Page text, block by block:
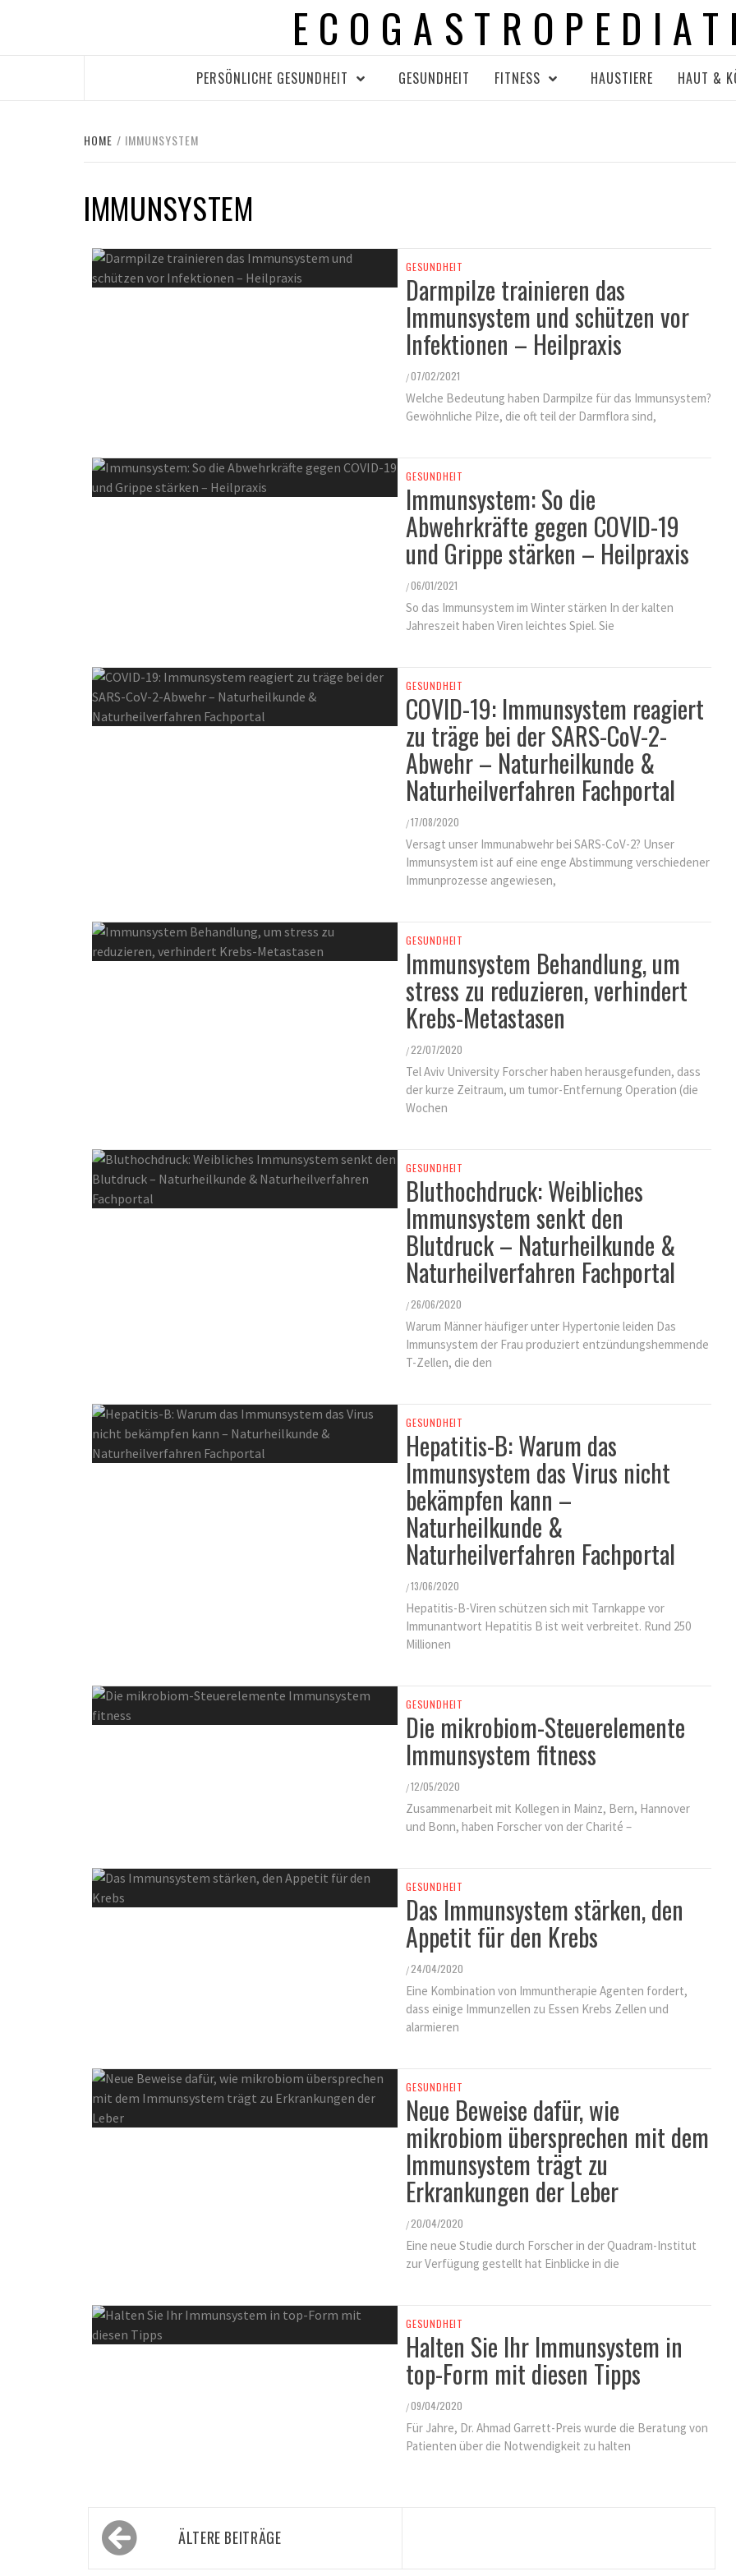
PERSÖNLICHE GESUNDHEIT GESUNDHEIT FITNESS HAUSTIERE HAUT &
HOME IMMUNSYSTEM
IMMUNSYSTEM
GESUNDHEIT
Darmpilze trainieren das
Immunsystem und schützen vor
Infektionen – Heilpraxis
/07/02/2021
Welche Bedeutung haben Darmpilze für das Immunsystem?
Gewöhnliche Pilze, die oft teil der Darmflora sind,
GESUNDHEIT
Immunsystem: So die
Abwehrkräfte gegen COVID-19
und Grippe stärken – Heilpraxis
/06/01/2021
So das Immunsystem im Winter stärken In der kalten
Jahreszeit haben Viren leichtes Spiel. Sie
GESUNDHEIT
COVID-19: Immunsystem reagiert
zu träge bei der SARS-CoV-2-
Abwehr – Naturheilkunde &
Naturheilverfahren Fachportal
/17/08/2020
Versagt unser Immunabwehr bei SARS-CoV-2? Unser
Immunsystem ist auf eine enge Abstimmung verschiedener
Immunprozesse angewiesen,
GESUNDHEIT
Immunsystem Behandlung, um
stress zu reduzieren, verhindert
Krebs-Metastasen
/ 22/07/2020
Tel Aviv University Forscher haben herausgefunden, dass
der kurze Zeitraum, um tumor-Entfernung Operation (die
Wochen
GESUNDHEIT
Bluthochdruck: Weibliches
Immunsystem senkt den
Blutdruck – Naturheilkunde &
Naturheilverfahren Fachportal
/ 26/06/2020
Warum Männer häufiger unter Hypertonie leiden Das
Immunsystem der Frau produziert entzündungshemmende
T-Zellen, die den
GESUNDHEIT
Hepatitis-B: Warum das
Immunsystem das Virus nicht
bekämpfen kann –
Naturheilkunde &
Naturheilverfahren Fachportal
/13/06/2020
Hepatitis-B-Viren schützen sich mit Tarnkappe vor
Immunantwort Hepatitis B ist weit verbreitet. Rund 250
Millionen
GESUNDHEIT
Die mikrobiom-Steuerelemente
Immunsystem fitness
/12/05/2020
Zusammenarbeit mit Kollegen in Mainz, Bern, Hannover
und Bonn, haben Forscher von der Charité –
GESUNDHEIT
Das Immunsystem stärken, den
Appetit für den Krebs
/ 24/04/2020
Eine Kombination von Immuntherapie Agenten fordert,
dass einige Immunzellen zu Essen Krebs Zellen und
alarmieren
GESUNDHEIT
Neue Beweise dafür, wie
mikrobiom übersprechen mit dem
Immunsystem trägt zu
Erkrankungen der Leber
/ 20/04/2020
Eine neue Studie durch Forscher in der Quadram-Institut
zur Verfügung gestellt hat Einblicke in die
GESUNDHEIT
Halten Sie Ihr Immunsystem in
top-Form mit diesen Tipps
/09/04/2020
Für Jahre, Dr. Ahmad Garrett-Preis wurde die Beratung von
Patienten über die Notwendigkeit zu halten
Beitragsnavigation
ÄLTERE BEITRÄGE
FINDEN SIE ES ALS KINDERARZT
NICHT FRUSTRIEREND, DASS ALLES